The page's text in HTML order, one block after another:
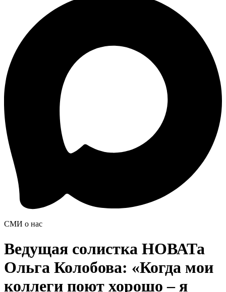
СМИ о нас
Ведущая солистка НОВАТа
Ольга Колобова: «Когда мои
коллеги поют хорошо – я